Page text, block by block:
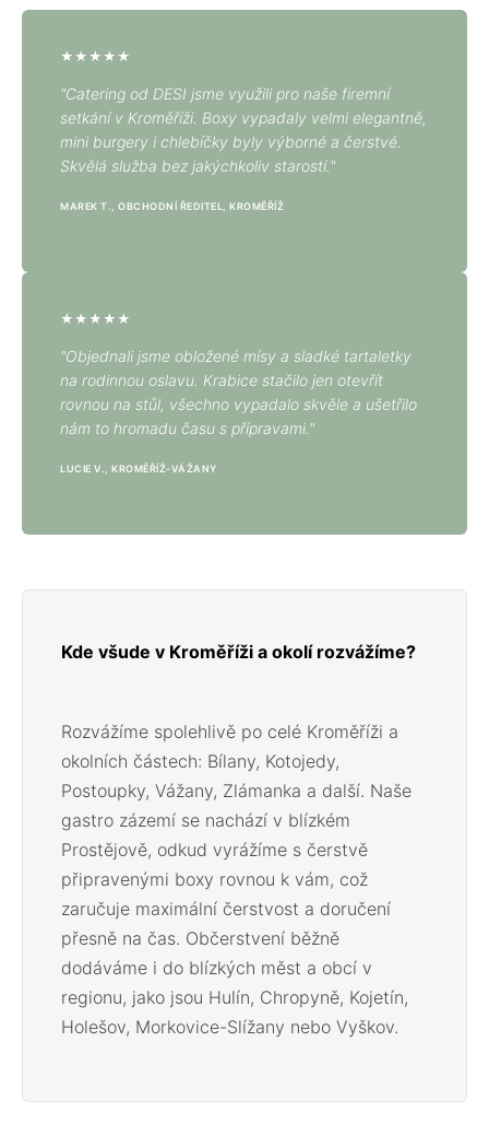
★★★★★
"Catering od DESI jsme využili pro naše firemní
setkání v Kroměříži. Boxy vypadaly velmi elegantně,
mini burgery i chlebíčky byly výborné a čerstvé.
Skvělá služba bez jakýchkoliv starostí."
MAREK T., OBCHODNÍ ŘEDITEL, KROMĚŘÍŽ
★★★★★
"Objednali jsme obložené mísy a sladké tartaletky
na rodinnou oslavu. Krabice stačilo jen otevřít
rovnou na stůl, všechno vypadalo skvěle a ušetřilo
nám to hromadu času s přípravami."
LUCIE V., KROMĚŘÍŽ-VÁŽANY
Kde všude v Kroměříži a okolí rozvážíme?
Rozvážíme spolehlivě po celé Kroměříži a
okolních částech: Bílany, Kotojedy,
Postoupky, Vážany, Zlámanka a další. Naše
gastro zázemí se nachází v blízkém
Prostějově, odkud vyrážíme s čerstvě
připravenými boxy rovnou k vám, což
zaručuje maximální čerstvost a doručení
přesně na čas. Občerstvení běžně
dodáváme i do blízkých měst a obcí v
regionu, jako jsou Hulín, Chropyně, Kojetín,
Holešov, Morkovice-Slížany nebo Vyškov.